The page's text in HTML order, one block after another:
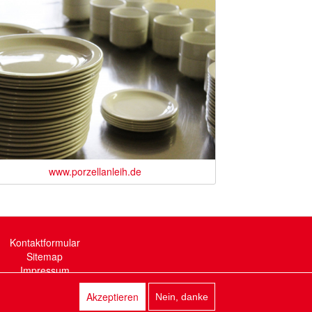
www.porzellanleih.de
Kontaktformular
Sitemap
Impressum
Akzeptieren Nein, danke